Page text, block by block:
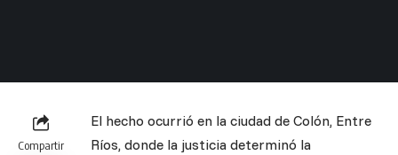
Compartir
El hecho ocurrió en la ciudad de Colón, Entre
Ríos, donde la justicia determinó la